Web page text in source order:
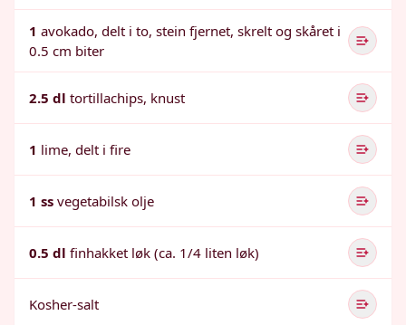
1 avokado, delt i to, stein fjernet, skrelt og skåret i
0.5 cm biter
2.5 dl tortillachips, knust
1 lime, delt i fire
1 ss vegetabilsk olje
0.5 dl finhakket løk (ca. 1/4 liten løk)
Kosher-salt